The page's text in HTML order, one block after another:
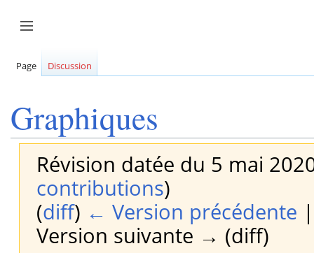
au Afficher / masquer la barre latérale
Page Discussion
Graphiques
Révision datée du 5 mai
contributions)
(diff) ← Version précédente
Version suivante → (diff)